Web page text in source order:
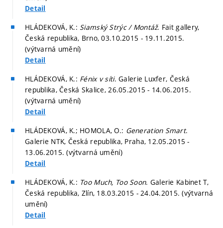
Detail
HLÁDEKOVÁ, K.: Siamský Strýc / Montáž. Fait gallery,
Česká republika, Brno, 03.10.2015 - 19.11.2015.
(výtvarná umění)
Detail
HLÁDEKOVÁ, K.: Fénix v síti. Galerie Luxfer, Česká
republika, Česká Skalice, 26.05.2015 - 14.06.2015.
(výtvarná umění)
Detail
HLÁDEKOVÁ, K.; HOMOLA, O.: Generation Smart.
Galerie NTK, Česká republika, Praha, 12.05.2015 -
13.06.2015. (výtvarná umění)
Detail
HLÁDEKOVÁ, K.: Too Much, Too Soon. Galerie Kabinet T,
Česká republika, Zlín, 18.03.2015 - 24.04.2015. (výtvarná
umění)
Detail